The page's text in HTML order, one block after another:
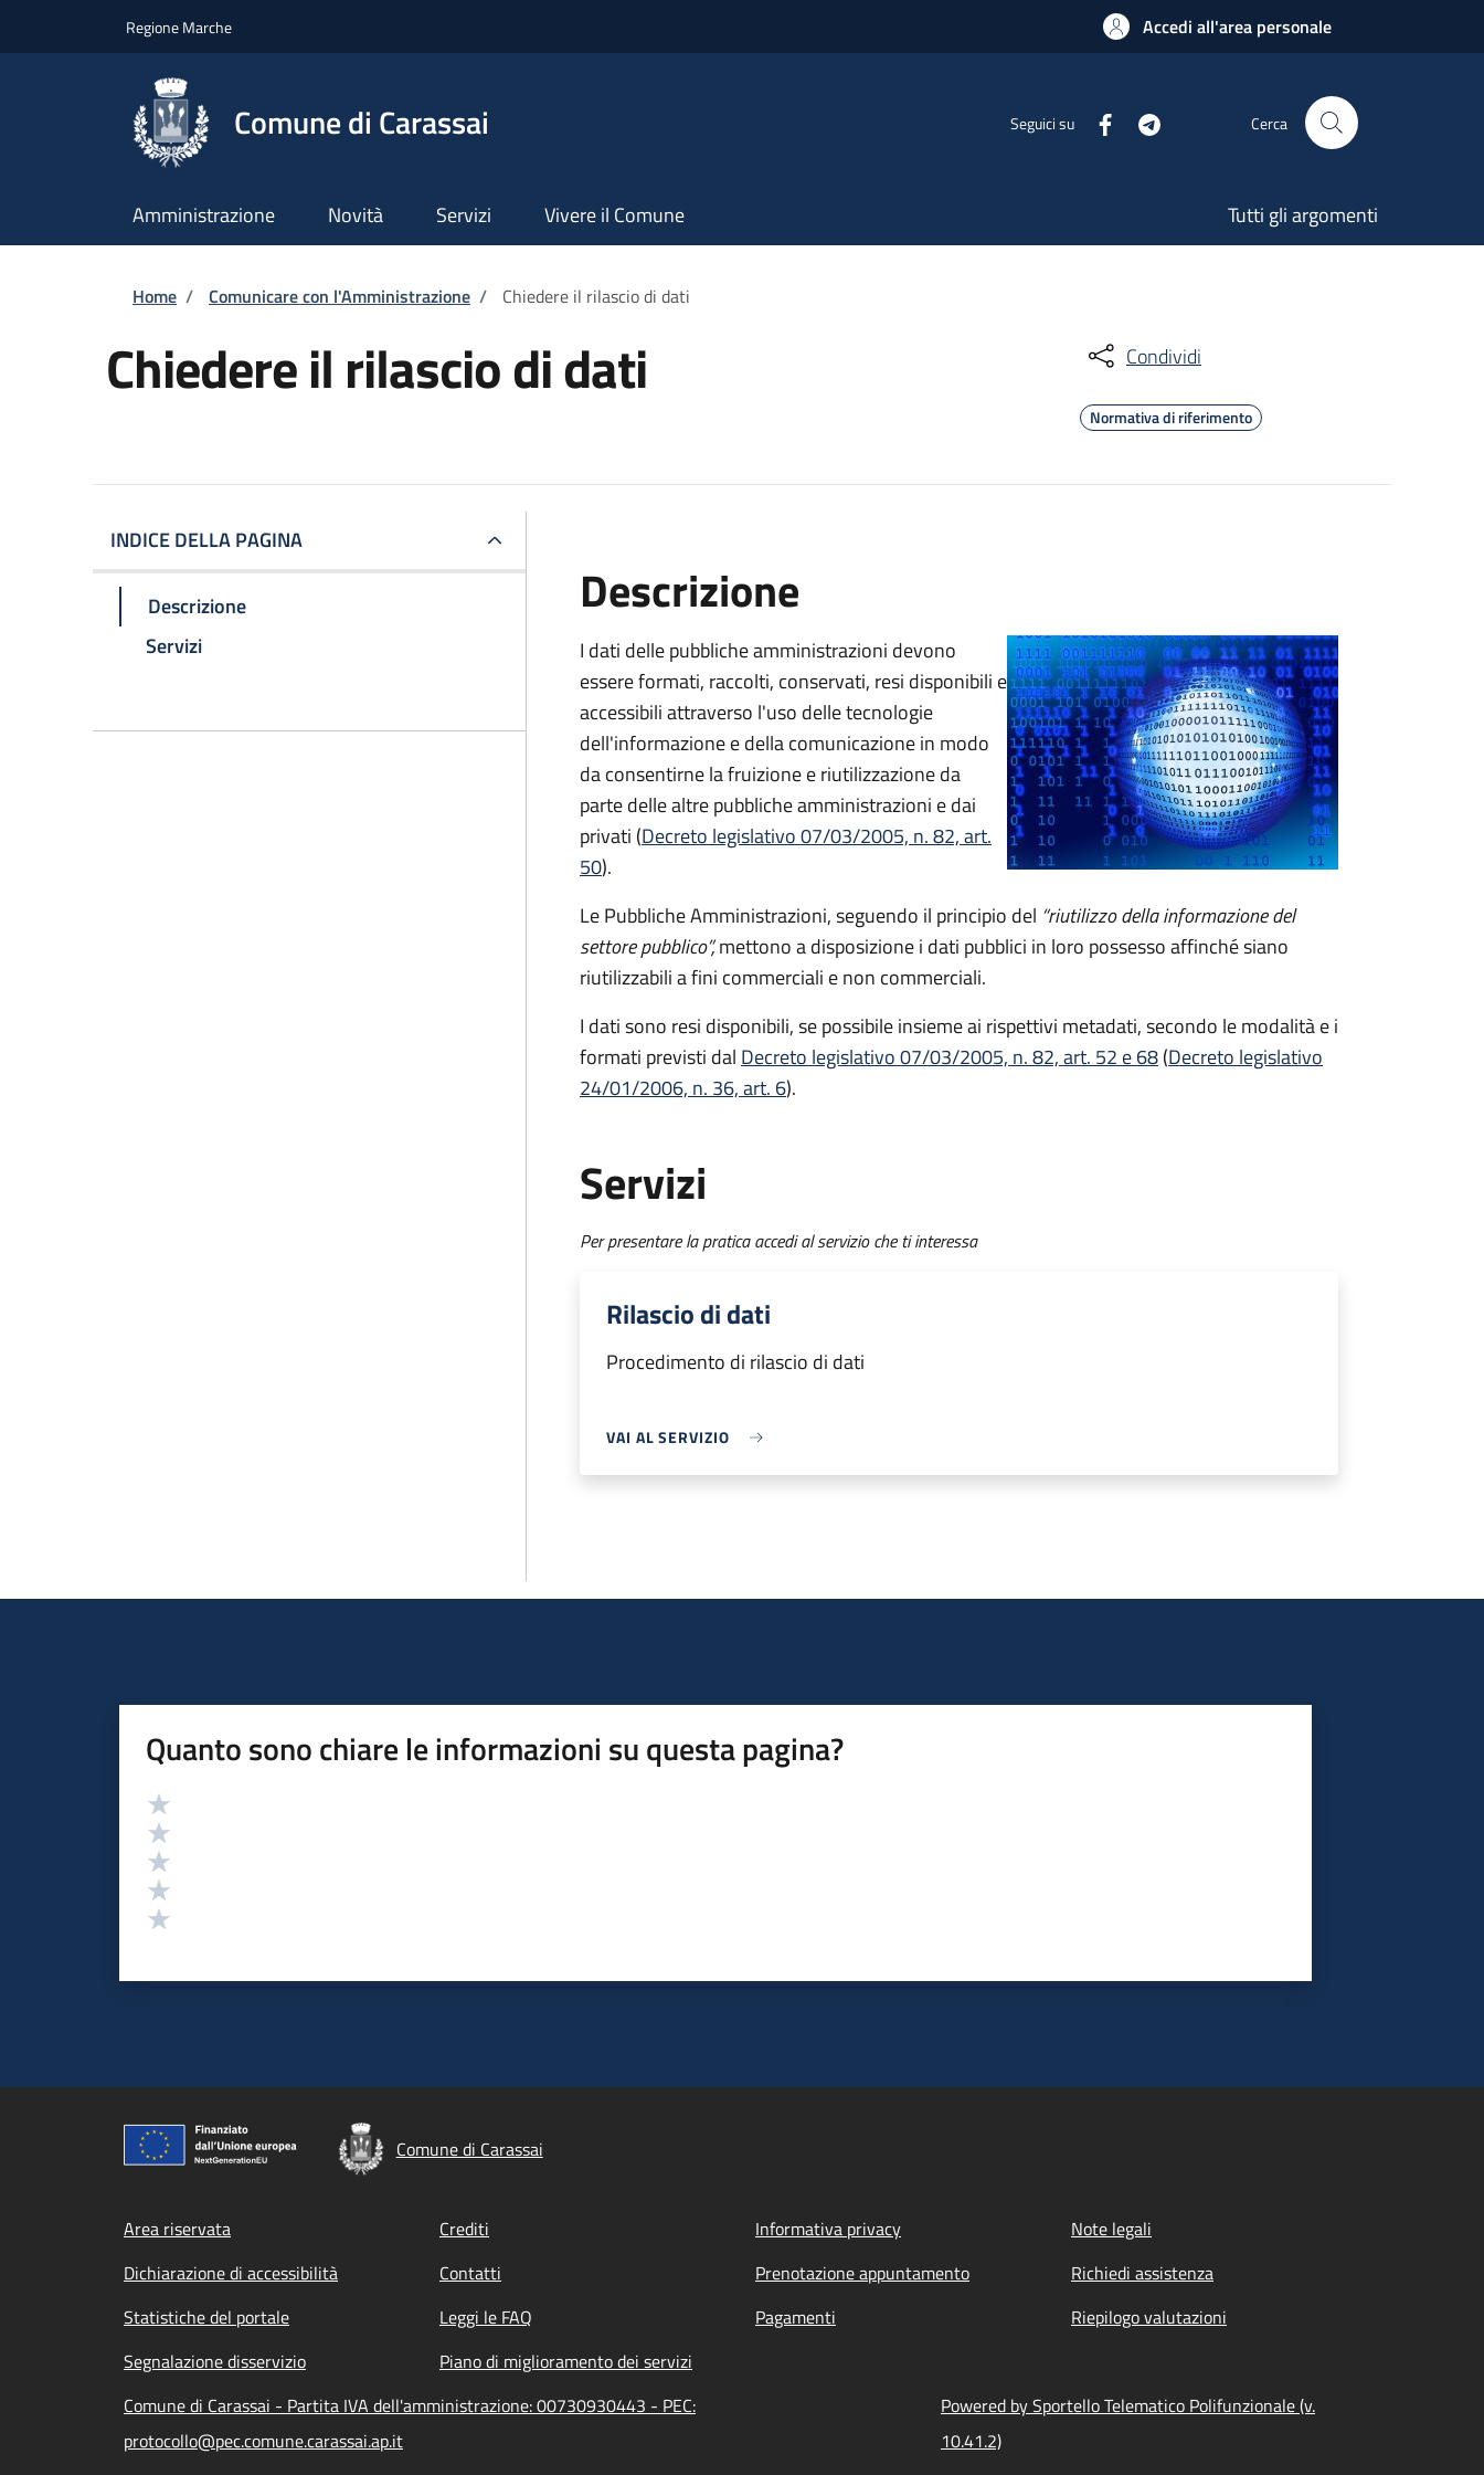
Regione Marche Accedi all'area personale
Comune di Carassai Seguici su Cerca
Amministrazione Novità Servizi Vivere il Comune Tutti gli argomenti
Briciole di pane
Home / Comunicare con l'Amministrazione / Chiedere il rilascio di dati
Chiedere il rilascio di dati Condividi
Normativa di riferimento
INDICE DELLA PAGINA
Descrizione
Servizi
Descrizione
I dati delle pubbliche amministrazioni devono
essere formati, raccolti, conservati, resi disponibili e
accessibili attraverso l'uso delle tecnologie
dell'informazione e della comunicazione in modo
da consentirne la fruizione e riutilizzazione da
parte delle altre pubbliche amministrazioni e dai
privati (Decreto legislativo 07/03/2005, n. 82, art.
50).
Le Pubbliche Amministrazioni, seguendo il principio del “riutilizzo della informazione del
settore pubblico”,mettono a disposizione i dati pubblici in loro possesso affinché siano
riutilizzabili a fini commerciali e non commerciali.
I dati sono resi disponibili, se possibile insieme ai rispettivi metadati, secondo le modalità e i
formati previsti dal Decreto legislativo 07/03/2005, n. 82, art. 52 e 68(Decreto legislativo
24/01/2006, n. 36, art. 6).
Servizi
Per presentare la pratica accedi al servizio che ti interessa
Rilascio di dati
Procedimento di rilascio di dati
VAI AL SERVIZIO
Quanto sono chiare le informazioni su questa pagina?
Valutazione
Comune di Carassai
Footer menu
Area riservata Crediti Informativa privacy
Note legali
Dichiarazione di accessibilità
Contatti Prenotazione appuntamento
Richiedi assistenza
Statistiche del portale
Leggi le FAQ Pagamenti
Riepilogo valutazioni
Segnalazione disservizio
Piano di miglioramento dei servizi
Comune di Carassai - Partita IVA dell'amministrazione: 00730930443 - PEC:
protocollo@pec.comune.carassai.ap.it
Powered by Sportello Telematico Polifunzionale (v.
10.41.2)